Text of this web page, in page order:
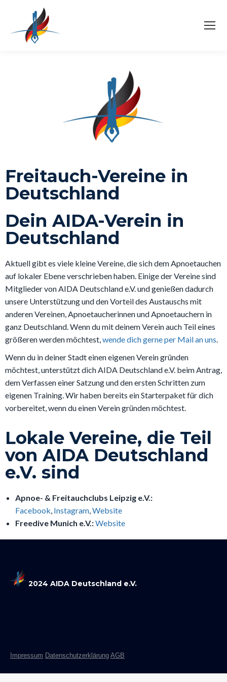
Freitauch-Vereine in
Deutschland
Dein AIDA-Verein in
Deutschland
Aktuell gibt es viele kleine Vereine, die sich dem Apnoetauchen
auf lokaler Ebene verschrieben haben. Einige der Vereine sind
Mitglieder von AIDA Deutschland e.V. und genießen dadurch
unsere Unterstützung und den Vorteil des Austauschs mit
anderen Vereinen, Apnoetaucherinnen und Apnoetauchern in
ganz Deutschland. Wenn du mit deinem Verein auch Teil eines
größeren werden möchtest,wende dich gerne per Mail an uns.
Wenn du in deiner Stadt einen eigenen Verein gründen
möchtest, unterstützt dich AIDA Deutschland e.V. beim Antrag,
dem Verfassen einer Satzung und den ersten Schritten zum
eigenen Training. Wir haben bereits ein Starterpaket für dich
vorbereitet, wenn du einen Verein gründen möchtest.
Lokale Vereine, die Teil
von AIDA Deutschland
e.V. sind
Apnoe- & Freitauchclubs Leipzig e.V.:
Facebook, Instagram,Website
Freedive Munich e.V.:Website
2024 AIDA Deutschland e.V.
Impressum Datenschutzerklärung AGB